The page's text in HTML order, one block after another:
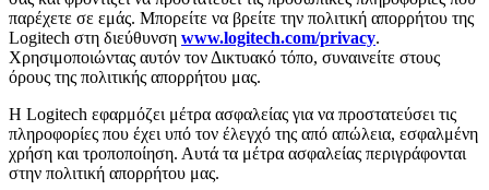
παρέχετε σε εμάς. Μπορείτε να βρείτε την πολιτική απορρήτου της
Logitech στη διεύθυνση www.logitech.com/privacy.
Χρησιμοποιώντας αυτόν τον Δικτυακό τόπο, συναινείτε στους
όρους της πολιτικής απορρήτου μας.
Η Logitech εφαρμόζει μέτρα ασφαλείας για να προστατεύσει τις
πληροφορίες που έχει υπό τον έλεγχό της από απώλεια, εσφαλμένη
χρήση και τροποποίηση. Αυτά τα μέτρα ασφαλείας περιγράφονται
στην πολιτική απορρήτου μας.